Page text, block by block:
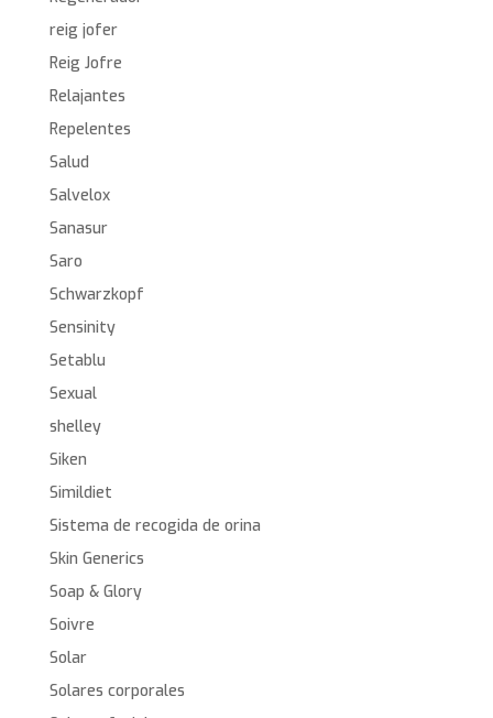
reig jofer
Reig Jofre
Relajantes
Repelentes
Salud
Salvelox
Sanasur
Saro
Schwarzkopf
Sensinity
Setablu
Sexual
shelley
Siken
Simildiet
Sistema de recogida de orina
Skin Generics
Soap & Glory
Soivre
Solar
Solares corporales